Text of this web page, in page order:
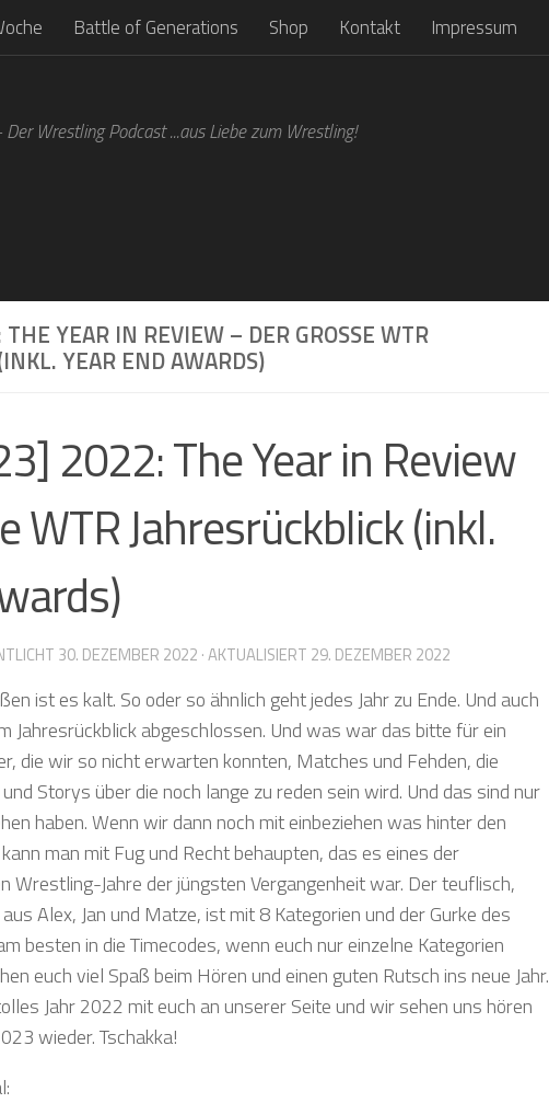
Battle of Generations Shop Kontakt Impressum
Der Wrestling Podcast ...aus Liebe zum Wrestling!
YEAR IN REVIEW – DER GROSSE WTR J
YEAR END AWARDS)
2022: The Year in Review
WTR Jahresrückblick (inkl.
30. DEZEMBER 2022 · AKTUALISIERT 29. DEZEMBER 2022
ist es kalt. So oder so ähnlich geht jedes Jahr zu Ende. Und auch
Jahresrückblick abgeschlossen. Und was war das bitte für ein
die wir so nicht erwarten konnten, Matches und Fehden, die
Storys über die noch lange zu reden sein wird. Und das sind nur
haben. Wenn wir dann noch mit einbeziehen was hinter den
man mit Fug und Recht behaupten, das es eines der
Wrestling-Jahre der jüngsten Vergangenheit war. Der teuflisch,
Alex, Jan und Matze, ist mit 8 Kategorien und der Gurke des
besten in die Timecodes, wenn euch nur einzelne Kategorien
euch viel Spaß beim Hören und einen guten Rutsch ins neue Jahr.
Jahr 2022 mit euch an unserer Seite und wir sehen uns hören
wieder. Tschakka!